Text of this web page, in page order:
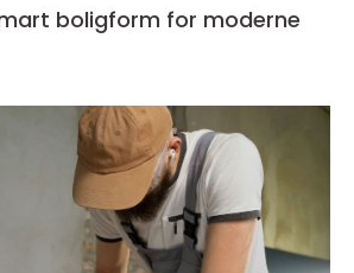
boligform for moderne